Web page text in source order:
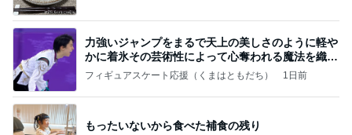
力強いジャンプをまるで天上の美しさのように軽や
かに着氷その芸術性によって心奪われる魔法を織り
なす
フィギュアスケート応援（くまはともだち） 1日前
もったいないから食べた補食の残り